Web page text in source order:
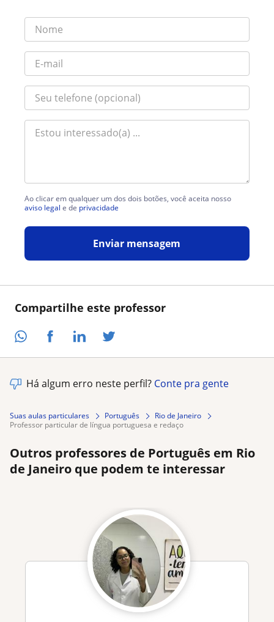
Compartilhe este professor
Ao clicar em qualquer um dos dois botões, você aceita nosso
aviso legal e de privacidade
Enviar mensagem
Há algum erro neste perfil? Conte pra gente
Suas aulas particulares Português
Rio de Janeiro
professor particular de língua portuguesa e redaço
Outros professores de Português em Rio
de Janeiro que podem te interessar